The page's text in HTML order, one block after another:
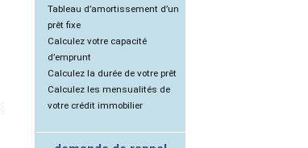
Tableau d’amortissement d’un
prêt fixe
Calculez votre capacité
d’emprunt
Calculez la durée de votre prêt
Calculez les mensualités de
votre crédit immobilier